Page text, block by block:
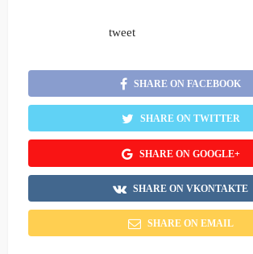
tweet
SHARE ON FACEBOOK
SHARE ON TWITTER
SHARE ON GOOGLE+
SHARE ON VKONTAKTE
SHARE ON EMAIL